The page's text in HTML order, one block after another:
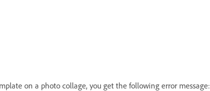
on a photo collage, you get the following error message: